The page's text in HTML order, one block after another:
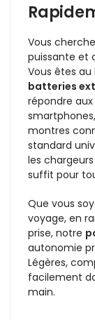
Vous
puissante et
Vous êtes
batteries
répondre
montres
standard
les
suffit pour
Que vous
voyage, en
prise, notre
autonomie
Légères,
facilement
main.